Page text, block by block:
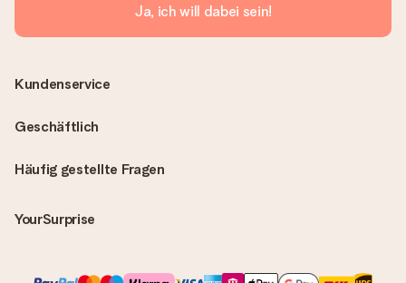
Ja, ich will dabei sein!
Häufig gestellte Fragen
YourSurprise
Kundenservice
Geschäftlich